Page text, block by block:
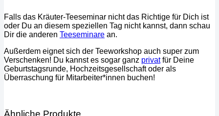
Falls das Kräuter-Teeseminar nicht das Richtige für Dich ist
oder Du an diesem speziellen Tag nicht kannst, dann schau
Dir die anderen Teeseminare an.
Außerdem eignet sich der Teeworkshop auch super zum
Verschenken! Du kannst es sogar ganz privatfür Deine
Geburtstagsrunde, Hochzeitsgesellschaft oder als
Überraschung für Mitarbeiter*innen buchen!
Ähnliche Produkte